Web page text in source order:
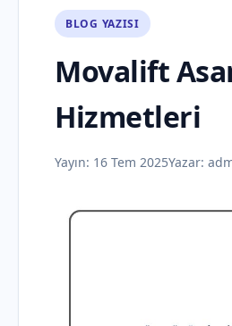
BLOG YAZISI
Movalift
Hizmetleri
Yayın: 16 Tem 2025Yazar: